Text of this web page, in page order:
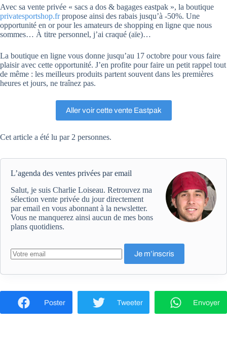
Avec sa vente privée « sacs a dos & bagages eastpak », la boutique
privatesportshop.frpropose ainsi des rabais jusqu’à -50%. Une
opportunité en or pour les amateurs de shopping en ligne que nous
sommes… À titre personnel, j’ai craqué (aïe)…
La boutique en ligne vous donne jusqu’au 17 octobre pour vous faire
plaisir avec cette opportunité. J’en profite pour faire un petit rappel tout
de même : les meilleurs produits partent souvent dans les premières
heures et jours, ne traînez pas.
Aller voir cette vente Eastpak
Cet article a été lu par 2 personnes.
L’agenda des ventes privées par email
Salut, je suis Charlie Loiseau. Retrouvez ma
sélection vente privée du jour directement
par email en vous abonnant à la newsletter.
Vous ne manquerez ainsi aucun de mes bons
plans quotidiens.
Poster Tweeter Envoyer